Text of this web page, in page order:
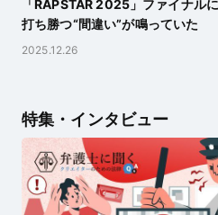
「RAPSTAR 2025」ファイナル
打ち勝つ“間違い”が鳴っていた
2025.12.26
特集・インタビュー